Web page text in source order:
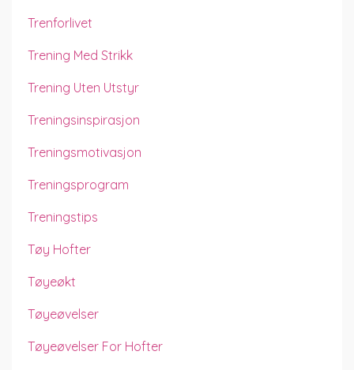
Trenforlivet
Trening Med Strikk
Trening Uten Utstyr
Treningsinspirasjon
Treningsmotivasjon
Treningsprogram
Treningstips
Tøy Hofter
Tøyeøkt
Tøyeøvelser
Tøyeøvelser For Hofter